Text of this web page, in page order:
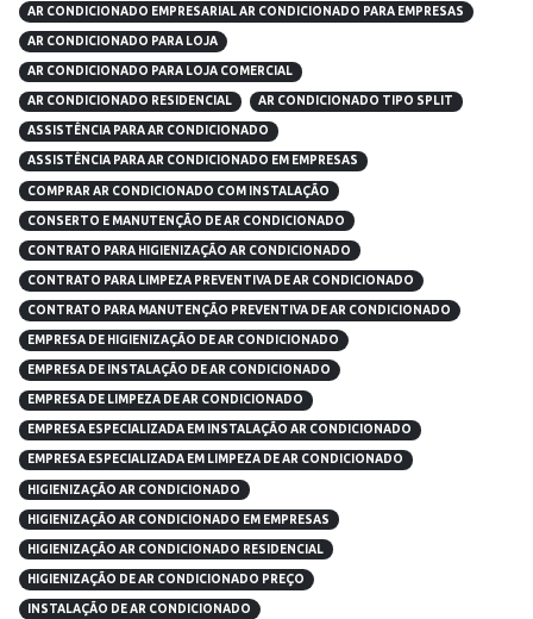
AR CONDICIONADO EMPRESARIAL AR CONDICIONADO PARA EMPRESAS
AR CONDICIONADO PARA LOJA
AR CONDICIONADO PARA LOJA COMERCIAL
AR CONDICIONADO RESIDENCIAL AR CONDICIONADO TIPO SPLIT
ASSISTÊNCIA PARA AR CONDICIONADO
ASSISTÊNCIA PARA AR CONDICIONADO EM EMPRESAS
COMPRAR AR CONDICIONADO COM INSTALAÇÃO
CONSERTO E MANUTENÇÃO DE AR CONDICIONADO
CONTRATO PARA HIGIENIZAÇÃO AR CONDICIONADO
CONTRATO PARA LIMPEZA PREVENTIVA DE AR CONDICIONADO
CONTRATO PARA MANUTENÇÃO PREVENTIVA DE AR CONDICIONADO
EMPRESA DE HIGIENIZAÇÃO DE AR CONDICIONADO
EMPRESA DE INSTALAÇÃO DE AR CONDICIONADO
EMPRESA DE LIMPEZA DE AR CONDICIONADO
EMPRESA ESPECIALIZADA EM INSTALAÇÃO AR CONDICIONADO
EMPRESA ESPECIALIZADA EM LIMPEZA DE AR CONDICIONADO
HIGIENIZAÇÃO AR CONDICIONADO
HIGIENIZAÇÃO AR CONDICIONADO EM EMPRESAS
HIGIENIZAÇÃO AR CONDICIONADO RESIDENCIAL
HIGIENIZAÇÃO DE AR CONDICIONADO PREÇO
INSTALAÇÃO DE AR CONDICIONADO